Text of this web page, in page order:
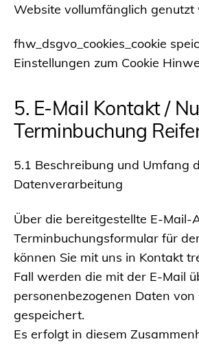
Website vollumfänglich genutzt
fhw_dsgvo_cookies_cookie
Einstellungen zum Cookie
5. E-Mail Kontakt /
Terminbuchung
5.1 Beschreibung und Umfang
Datenverarbeitung
Über die bereitgestellte E-Mail-
Terminbuchungsformular für
können Sie mit uns in Kontakt
Fall werden die mit der E-Mail
personenbezogenen Daten von
gespeichert.
Es erfolgt in diesem